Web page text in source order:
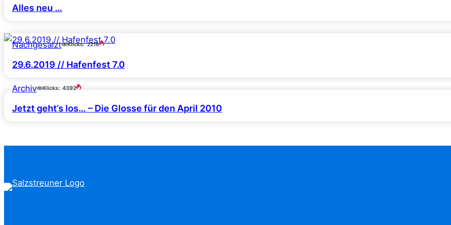
Alles neu …
Nachgesalzt Klicks: 2216
29.6.2019 // Hafenfest 7.0
Archiv Klicks: 4392
Jetzt geht’s los… – Die Glosse für den April 2010